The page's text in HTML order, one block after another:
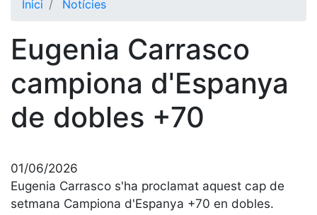
Història
La nostra
història
Cronologia
Presidents
Junta
directiva
Inici Notícies
Eugenia Carrasco
campiona d'Espanya
de dobles +70
01/06/2026
Eugenia Carrasco s'ha proclamat aquest cap de
setmana Campiona d'Espanya +70 en dobles.